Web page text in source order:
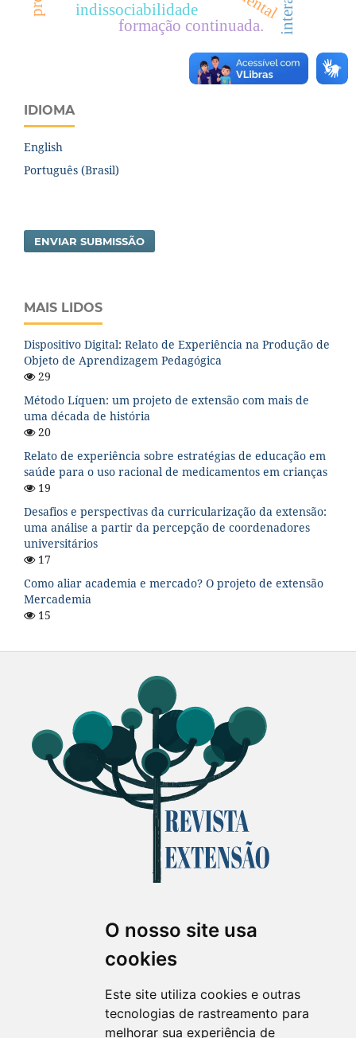
O nosso site usa
cookies
Este site utiliza cookies e outras
tecnologias de rastreamento para
melhorar sua experiência de
indissociabilidade
formação continuada.
IDIOMA
English
Português (Brasil)
ENVIAR SUBMISSÃO
MAIS LIDOS
Dispositivo Digital: Relato de Experiência na Produção de
Objeto de Aprendizagem Pedagógica
29
Método Líquen: um projeto de extensão com mais de
uma década de história
20
Relato de experiência sobre estratégias de educação em
saúde para o uso racional de medicamentos em crianças
19
Desafios e perspectivas da curricularização da extensão:
uma análise a partir da percepção de coordenadores
universitários
17
Como aliar academia e mercado? O projeto de extensão
Mercademia
15
Revista Extensão em Foco
ISSN 2358-7180 (on-line)